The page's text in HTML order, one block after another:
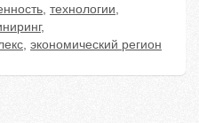
, технологии,
,
, экономический регион